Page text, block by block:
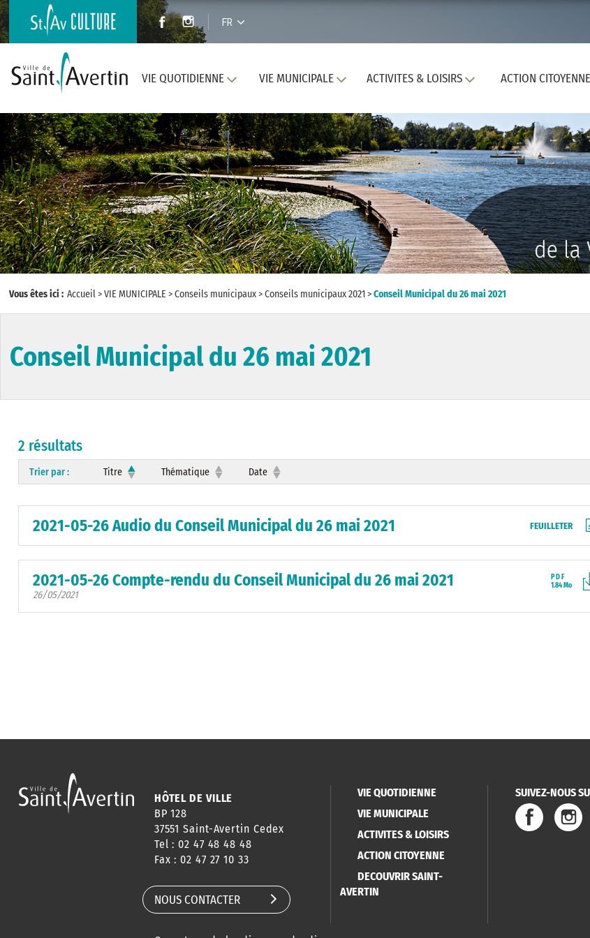
FR
VIE QUOTIDIENNE VIE MUNICIPALE ACTIVITES & LOISIRS ACTION CITOYENNE
Vous êtes ici : Accueil>VIE MUNICIPALE >Conseils municipaux>Conseils municipaux 2021 >Conseil Municipal du 26 mai 2021
Conseil Municipal du 26 mai 2021
2 résultats
Trier par : Titre Thématique Date
2021-05-26 Audio du Conseil Municipal du 26 mai 2021 FEUILLETER
2021-05-26 Compte-rendu du Conseil Municipal du 26 mai 2021
26/05/2021
PDF
1.84 Mo
HÔTEL DE VILLE
BP 128
37551 Saint-Avertin Cedex
Tel : 02 47 48 48 48
Fax : 02 47 27 10 33
NOUS CONTACTER
VIE QUOTIDIENNE
VIE MUNICIPALE
ACTIVITES & LOISIRS
ACTION CITOYENNE
DECOUVRIR SAINT-
AVERTIN
SUIVEZ-NOUS